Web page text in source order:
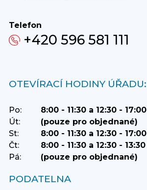
Telefon
+420 596 581 111
OTEVÍRACÍ HODINY ÚŘADU:
Po:
8:00 - 11:30 a 12:30 - 17:00
Út:
(pouze pro objednané)
St:
8:00 - 11:30 a 12:30 - 17:00
Čt:
8:00 - 11:30 a 12:30 - 13:30
Pá:
(pouze pro objednané)
PODATELNA